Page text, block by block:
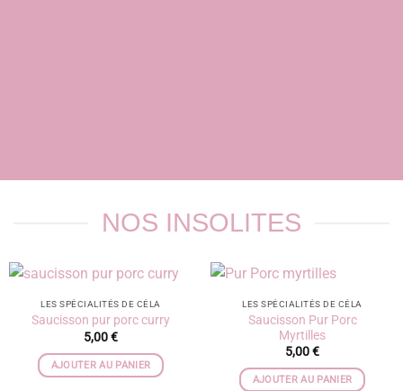
NOS INSOLITES
LES SPÉCIALITÉS DE CÉLA
Saucisson pur porc curry
5,00€
AJOUTER AU PANIER
LES SPÉCIALITÉS DE CÉLA
Saucisson Pur Porc
Myrtilles
5,00€
AJOUTER AU PANIER